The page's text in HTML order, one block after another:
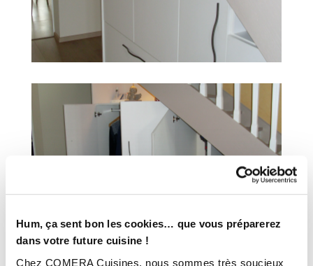
Hum, ça sent bon les cookies… que vous préparerez
dans votre future cuisine !
Chez COMERA Cuisines, nous sommes très soucieux